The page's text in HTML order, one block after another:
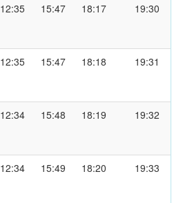
12:35 15:47 18:17 19:30
12:35 15:47 18:18 19:31
12:34 15:48 18:19 19:32
12:34 15:49 18:20 19:33